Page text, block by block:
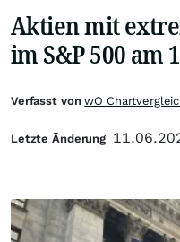
Aktien mit
im S&P 500 am
Verfasst vonwO
Letzte Änderung